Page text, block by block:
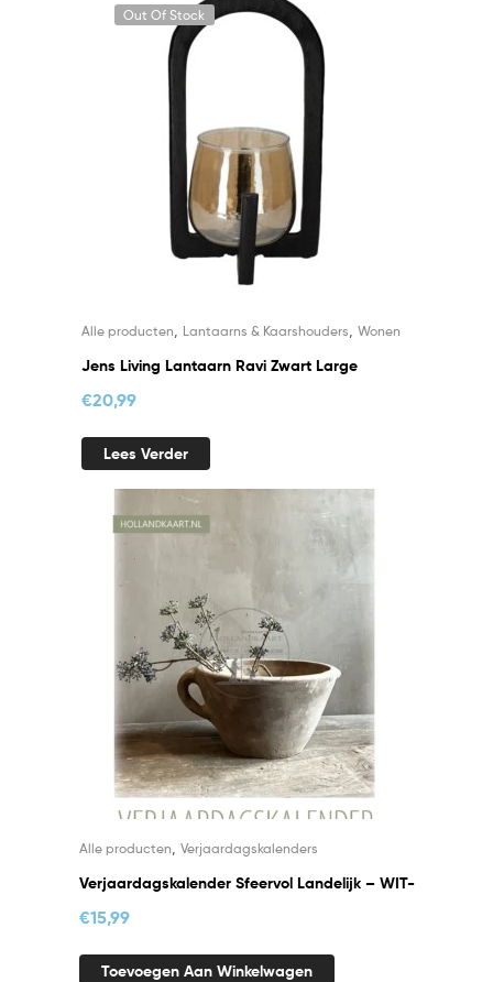
Out Of Stock
Alle producten Lantaarns & Kaarshouders Wonen
Jens Living Lantaarn Ravi Zwart Large
€20,99
Lees Verder
Alle producten Verjaardagskalenders
Verjaardagskalender Sfeervol Landelijk – WIT-
€15,99
Toevoegen Aan Winkelwagen